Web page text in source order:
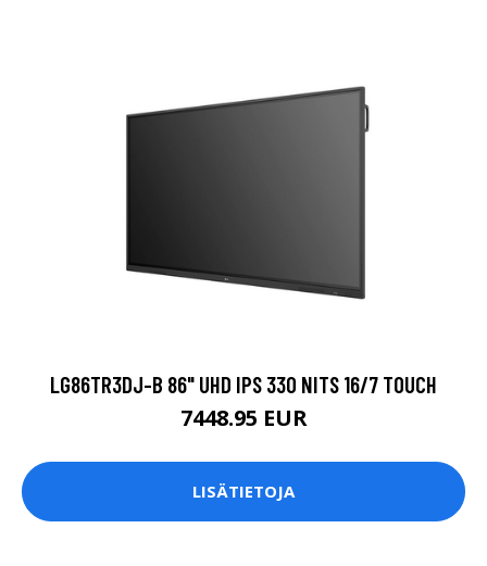
LG86TR3DJ-B 86" UHD IPS 330 NITS 16/7 TOUCH
7448.95 EUR
LISÄTIETOJA